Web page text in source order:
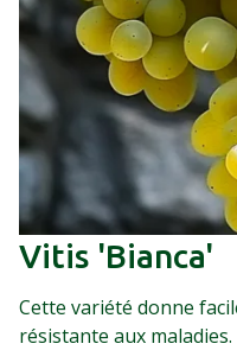
Vitis 'Bianca'
Cette variété donne
résistante aux